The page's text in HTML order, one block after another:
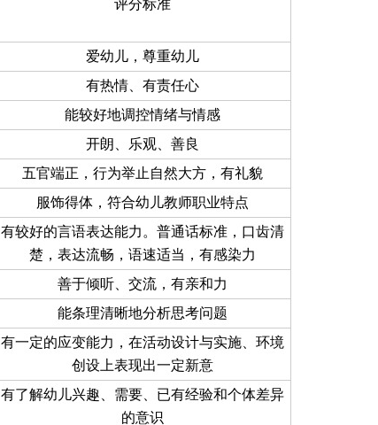
评分标准
爱幼儿，尊重幼儿
有热情、有责任心
能较好地调控情绪与情感
开朗、乐观、善良
五官端正，行为举止自然大方，有礼貌
服饰得体，符合幼儿教师职业特点
有较好的言语表达能力。普通话标准，口齿清
楚，表达流畅，语速适当，有感染力
善于倾听、交流，有亲和力
能条理清晰地分析思考问题
有一定的应变能力，在活动设计与实施、环境
创设上表现出一定新意
有了解幼儿兴趣、需要、已有经验和个体差异
的意识